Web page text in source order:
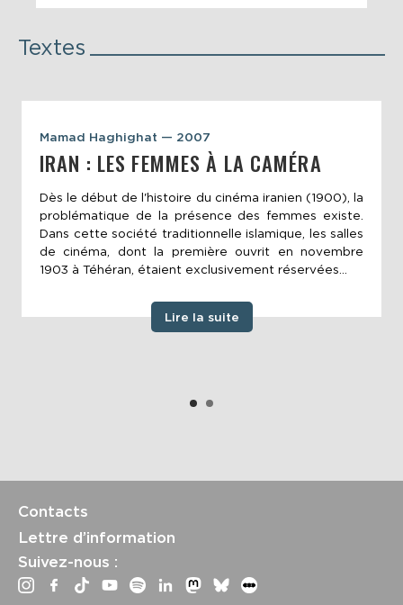
Textes
Mamad Haghighat — 2007
IRAN : LES FEMMES À LA CAMÉRA
Dès le début de l'histoire du cinéma iranien (1900), la
problématique de la présence des femmes existe.
Dans cette société traditionnelle islamique, les salles
de cinéma, dont la première ouvrit en novembre
1903 à Téhéran, étaient exclusivement réservées...
Lire la suite
Contacts
Lettre d’information
Suivez-nous :